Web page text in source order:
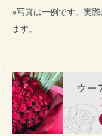
※写真は一例です。実
ます。